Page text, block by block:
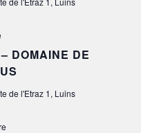
DOMAINE DE
de l'Etraz 1, Luins